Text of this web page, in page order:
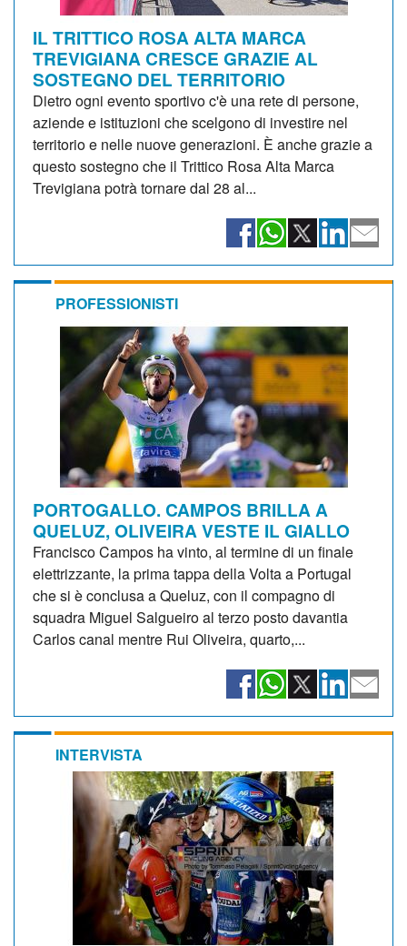
IL TRITTICO ROSA ALTA MARCA
TREVIGIANA CRESCE GRAZIE AL
SOSTEGNO DEL TERRITORIO
Dietro ogni evento sportivo c'è una rete di persone,
aziende e istituzioni che scelgono di investire nel
territorio e nelle nuove generazioni. È anche grazie a
questo sostegno che il Trittico Rosa Alta Marca
Trevigiana potrà tornare dal 28 al...
PROFESSIONISTI
PORTOGALLO. CAMPOS BRILLA A
QUELUZ, OLIVEIRA VESTE IL GIALLO
Francisco Campos ha vinto, al termine di un finale
elettrizzante, la prima tappa della Volta a Portugal
che si è conclusa a Queluz, con il compagno di
squadra Miguel Salgueiro al terzo posto davantia
Carlos canal mentre Rui Oliveira, quarto,...
INTERVISTA